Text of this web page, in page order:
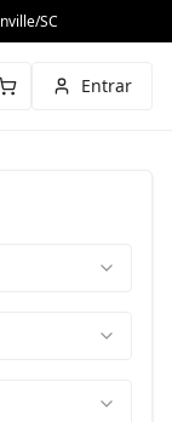
SC
Entrar